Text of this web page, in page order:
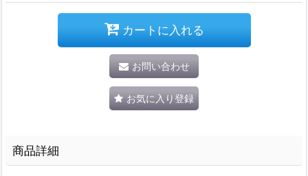
カートに入れる
お問い合わせ
お気に入り登録
商品詳細